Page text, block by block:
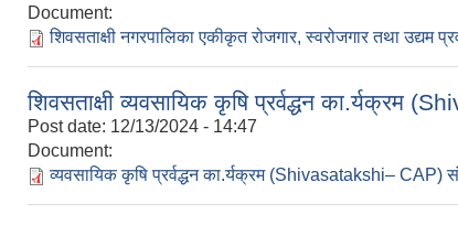
Document:
शिवसताक्षी नगरपालिका एकीकृत रोजगार, स्वरोजगार तथा उद्यम
शिवसताक्षी व्यवसायिक कृषि प्रर्वद्धन का.र्यक्रम
Post date: 12/13/2024 - 14:47
Document:
व्यवसायिक कृषि प्रर्वद्धन का.र्यक्रम (Shivasatakshi– CAP)